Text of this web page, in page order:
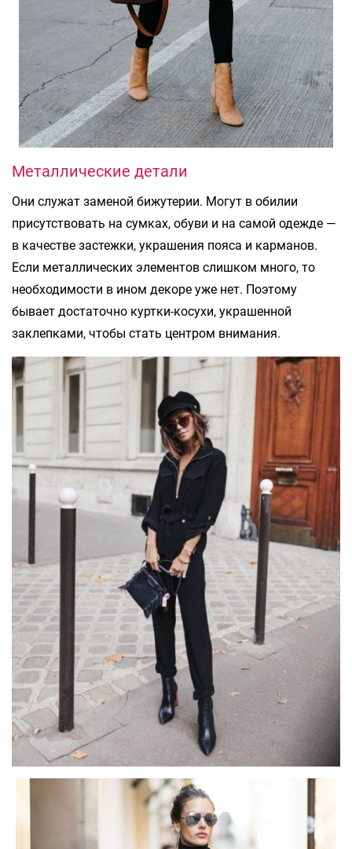
Металлические детали
Они служат заменой бижутерии. Могут в обилии
присутствовать на сумках, обуви и на самой одежде —
в качестве застежки, украшения пояса и карманов.
Если металлических элементов слишком много, то
необходимости в ином декоре уже нет. Поэтому
бывает достаточно куртки-косухи, украшенной
заклепками, чтобы стать центром внимания.